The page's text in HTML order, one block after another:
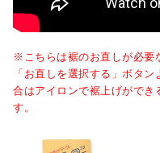
※こちらは裾のお直しが必要
「お直しを選択する」ボタ
合はアイロンで裾上げができ
す。